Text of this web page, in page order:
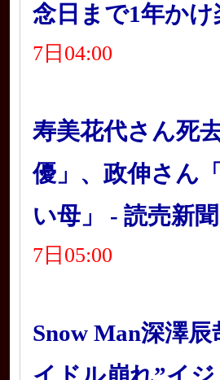
念日まで1年か
7日04:00
寿美花代さん死
優」、政伸さん
い母」 - 読売新聞
7日05:00
Snow Man深澤